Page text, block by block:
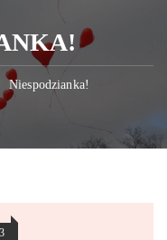
Niespodzianka!